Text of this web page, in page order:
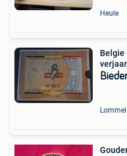
Heule
Belgie
Lommel